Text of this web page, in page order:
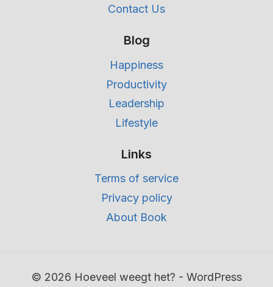
Contact Us
Blog
Happiness
Productivity
Leadership
Lifestyle
Links
Terms of service
Privacy policy
About Book
© 2026 Hoeveel weegt het? - WordPress